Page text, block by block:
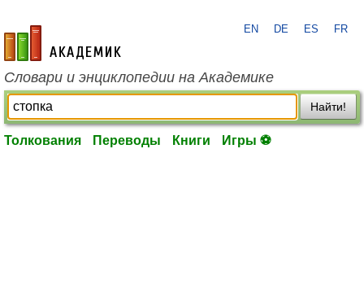
academic.ru
EN DE ES FR
Словари и энциклопедии на Академике
Найти!
Толкования Переводы Книги Игры ⚽